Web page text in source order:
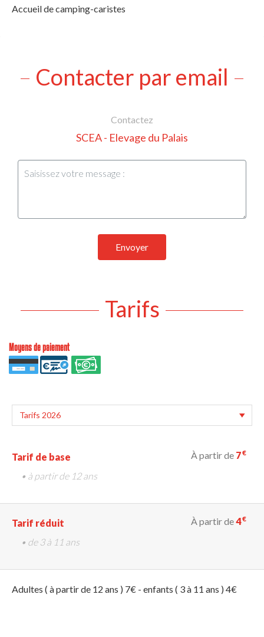
Accueil de camping-caristes
Contacter par email
Contactez
SCEA - Elevage du Palais
Envoyer
Tarifs
Moyens de paiement
Tarif de base À partir de 7€
• à partir de 12 ans
Tarif réduit À partir de4€
• de 3 à 11 ans
Adultes ( à partir de 12 ans ) 7€ - enfants ( 3 à 11 ans ) 4€